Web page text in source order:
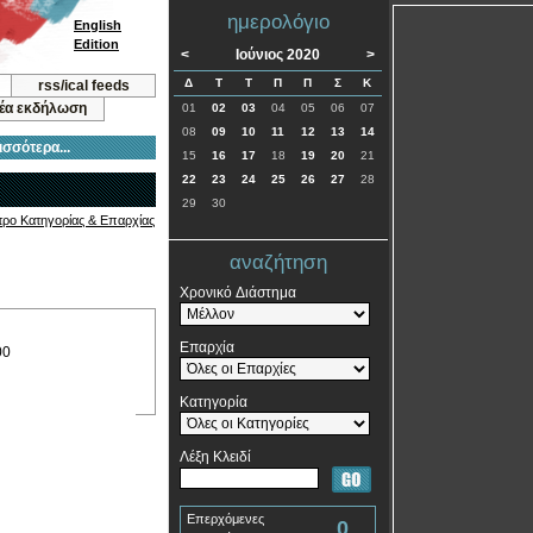
rss/ical feeds
εκδήλωση
English
Edition
Κατηγορίας & Επαρχίας
ημερολόγιο
< Ιούνιος 2020 >
Δ Τ Τ Π Π Σ
Κ
01
02 03 04 05 06
07
08
09 10 11 12 13
14
15
16 17 18 19 20
21
22
23 24 25 26 27
28
29
30
αναζήτηση
Χρονικό Διάστημα
Επαρχία
Κατηγορία
Λέξη Κλειδί
Επερχόμενες
0